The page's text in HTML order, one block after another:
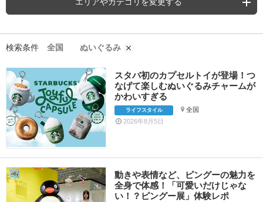
検索条件 全国 ぬいぐるみ
スタバ初のカプセルトイが登場！つ
なげて楽しむぬいぐるみチャームが
かわいすぎる
ライフスタイル
全国
2026年8月5日
動きや表情など、ピングーの魅力を
全身で体感！「可愛いだけじゃな
い！？ピングー展」体験レポ